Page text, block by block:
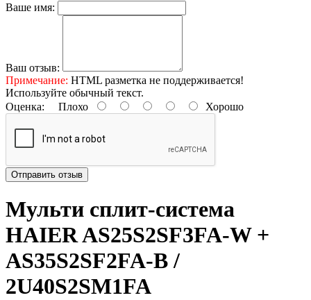
Ваше имя:
Ваш отзыв:
Примечание: HTML разметка не поддерживается!
Используйте обычный текст.
Оценка: Плохо Хорошо
Отправить отзыв
Mульти сплит-система
HAIER AS25S2SF3FA-W +
AS35S2SF2FA-B /
2U40S2SM1FA